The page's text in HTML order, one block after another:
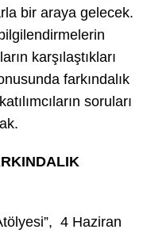
bir araya gelecek.
karşılaştıkları
farkındalık
soruları
4 Haziran